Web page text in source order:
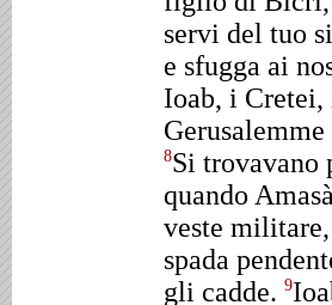
servi del tuo
e sfugga ai
Ioab, i
8Si trovavano
quando
veste
spada
gli cadde. 9